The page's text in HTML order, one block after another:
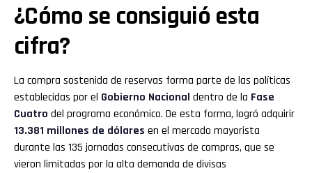
¿Cómo se consiguió esta
cifra?
La compra sostenida de reservas forma parte de las políticas
establecidas por el Gobierno Nacional dentro de la Fase
Cuatro del programa económico. De esta forma, logró adquirir
13.381 millones de dólares en el mercado mayorista
durante las 135 jornadas consecutivas de compras, que se
vieron limitadas por la alta demanda de divisas